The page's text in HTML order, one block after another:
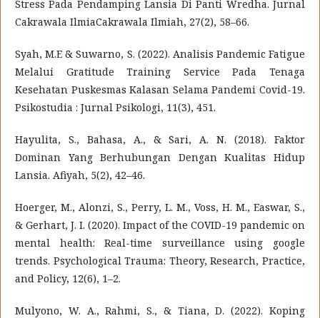
Stress Pada Pendamping Lansia Di Panti Wredha. Jurnal
Cakrawala IlmiaCakrawala Ilmiah, 27(2), 58–66.
Syah, M.E & Suwarno, S. (2022). Analisis Pandemic Fatigue
Melalui Gratitude Training Service Pada Tenaga
Kesehatan Puskesmas Kalasan Selama Pandemi Covid-19.
Psikostudia : Jurnal Psikologi, 11(3), 451.
Hayulita, S., Bahasa, A., & Sari, A. N. (2018). Faktor
Dominan Yang Berhubungan Dengan Kualitas Hidup
Lansia. Afiyah, 5(2), 42–46.
Hoerger, M., Alonzi, S., Perry, L. M., Voss, H. M., Easwar, S.,
& Gerhart, J. I. (2020). Impact of the COVID-19 pandemic on
mental health: Real-time surveillance using google
trends. Psychological Trauma: Theory, Research, Practice,
and Policy, 12(6), 1–2.
Mulyono, W. A., Rahmi, S., & Tiana, D. (2022). Koping